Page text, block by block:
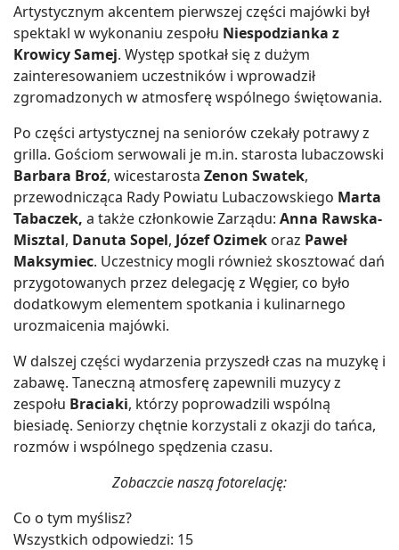
Artystycznym akcentem pierwszej części majówki był
spektakl w wykonaniu zespołu Niespodzianka z
Krowicy Samej. Występ spotkał się z dużym
zainteresowaniem uczestników i wprowadził
zgromadzonych w atmosferę wspólnego świętowania.
Po części artystycznej na seniorów czekały potrawy z
grilla. Gościom serwowali je m.in. starosta lubaczowski
Barbara Broź, wicestarosta Zenon Swatek,
przewodnicząca Rady Powiatu Lubaczowskiego Marta
Tabaczek, a także członkowie Zarządu: Anna Rawska-
Misztal, Danuta Sopel, Józef Ozimek oraz Paweł
Maksymiec. Uczestnicy mogli również skosztować dań
przygotowanych przez delegację z Węgier, co było
dodatkowym elementem spotkania i kulinarnego
urozmaicenia majówki.
W dalszej części wydarzenia przyszedł czas na muzykę i
zabawę. Taneczną atmosferę zapewnili muzycy z
zespołu Braciaki, którzy poprowadzili wspólną
biesiadę. Seniorzy chętnie korzystali z okazji do tańca,
rozmów i wspólnego spędzenia czasu.
Zobaczcie naszą fotorelację:
Co o tym myślisz?
Wszystkich odpowiedzi: 15